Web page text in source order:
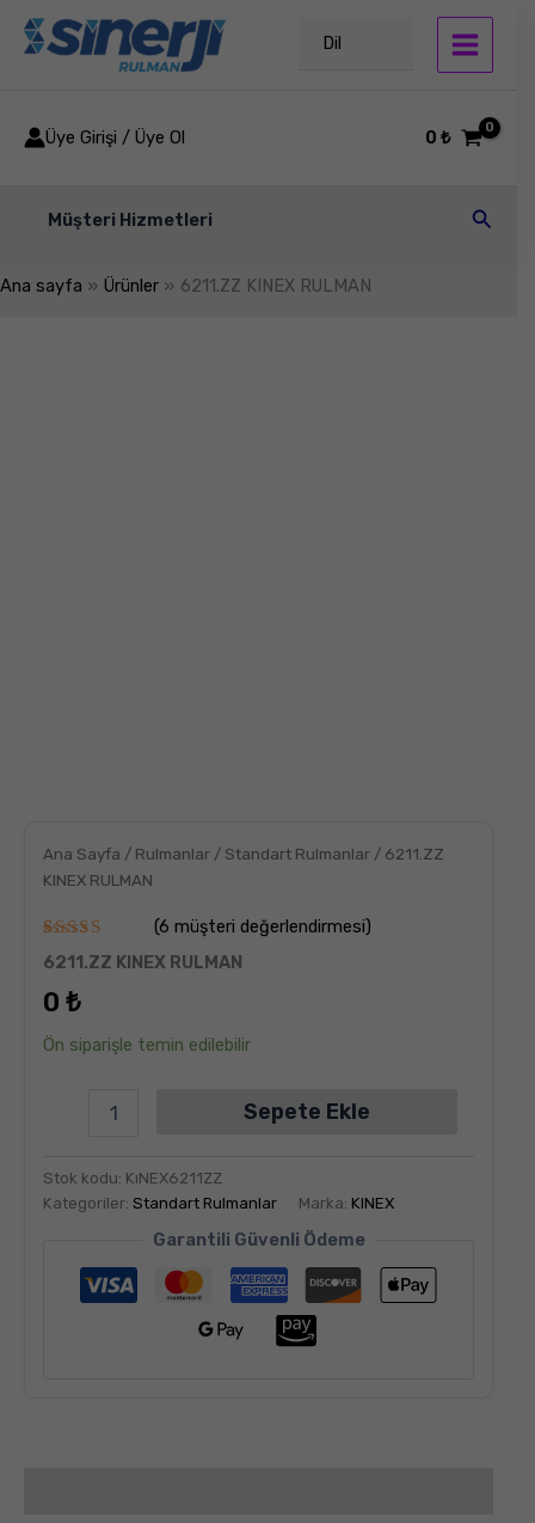
İçeriğe
atla
Dil
Üye Girişi / Üye Ol 0₺
Müşteri Hizmetleri Arama
Ana sayfa Ürünler 6211.ZZ KINEX RULMAN
Ana Sayfa / Rulmanlar / Standart Rulmanlar / 6211.ZZ
KINEX RULMAN
6müşteri
puanına
5
5.00
puan
aldı
(6 müşteri değerlendirmesi)
6211.ZZ KINEX RULMAN
0 ₺
Ön siparişle temin edilebilir
Sepete Ekle
Stok kodu: KıNEX6211ZZ
Kategoriler: Standart Rulmanlar Marka: KINEX
Garantili Güvenli Ödeme